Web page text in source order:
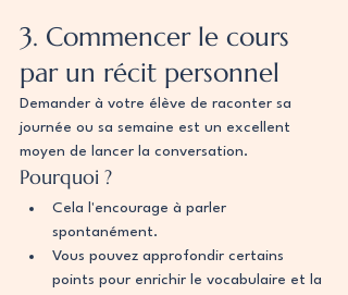
3. Commencer le cours
par un récit personnel
Demander à votre élève de raconter sa
journée ou sa semaine est un excellent
moyen de lancer la conversation.
Pourquoi ?
Cela l'encourage à parler
spontanément.
Vous pouvez approfondir certains
points pour enrichir le vocabulaire et la